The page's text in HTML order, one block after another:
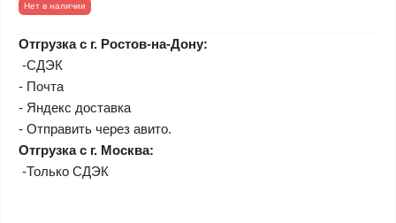
Нет в наличии
Отгрузка с г. Ростов-на-Дону:
-СДЭК
- Почта
- Яндекс доставка
- Отправить через авито.
Отгрузка с г. Москва:
-Только СДЭК